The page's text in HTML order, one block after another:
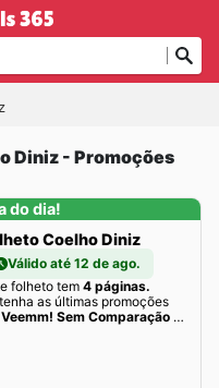
Diniz - Promoções
do dia!
Coelho Diniz
Válido até 12 de ago.
folheto tem 4 páginas.
as últimas promoções
Sem Comparação -